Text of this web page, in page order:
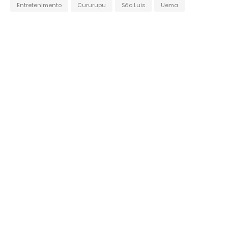
Entretenimento
Cururupu São Luis Uema